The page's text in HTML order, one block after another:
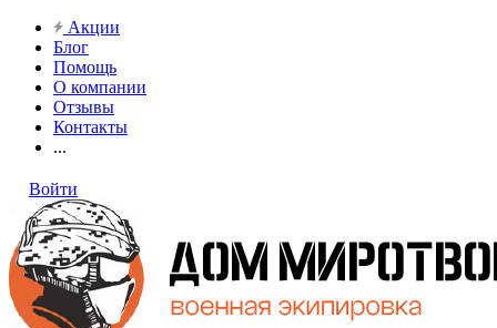
Акции
Блог
Помощь
О компании
Отзывы
Контакты
...
Войти